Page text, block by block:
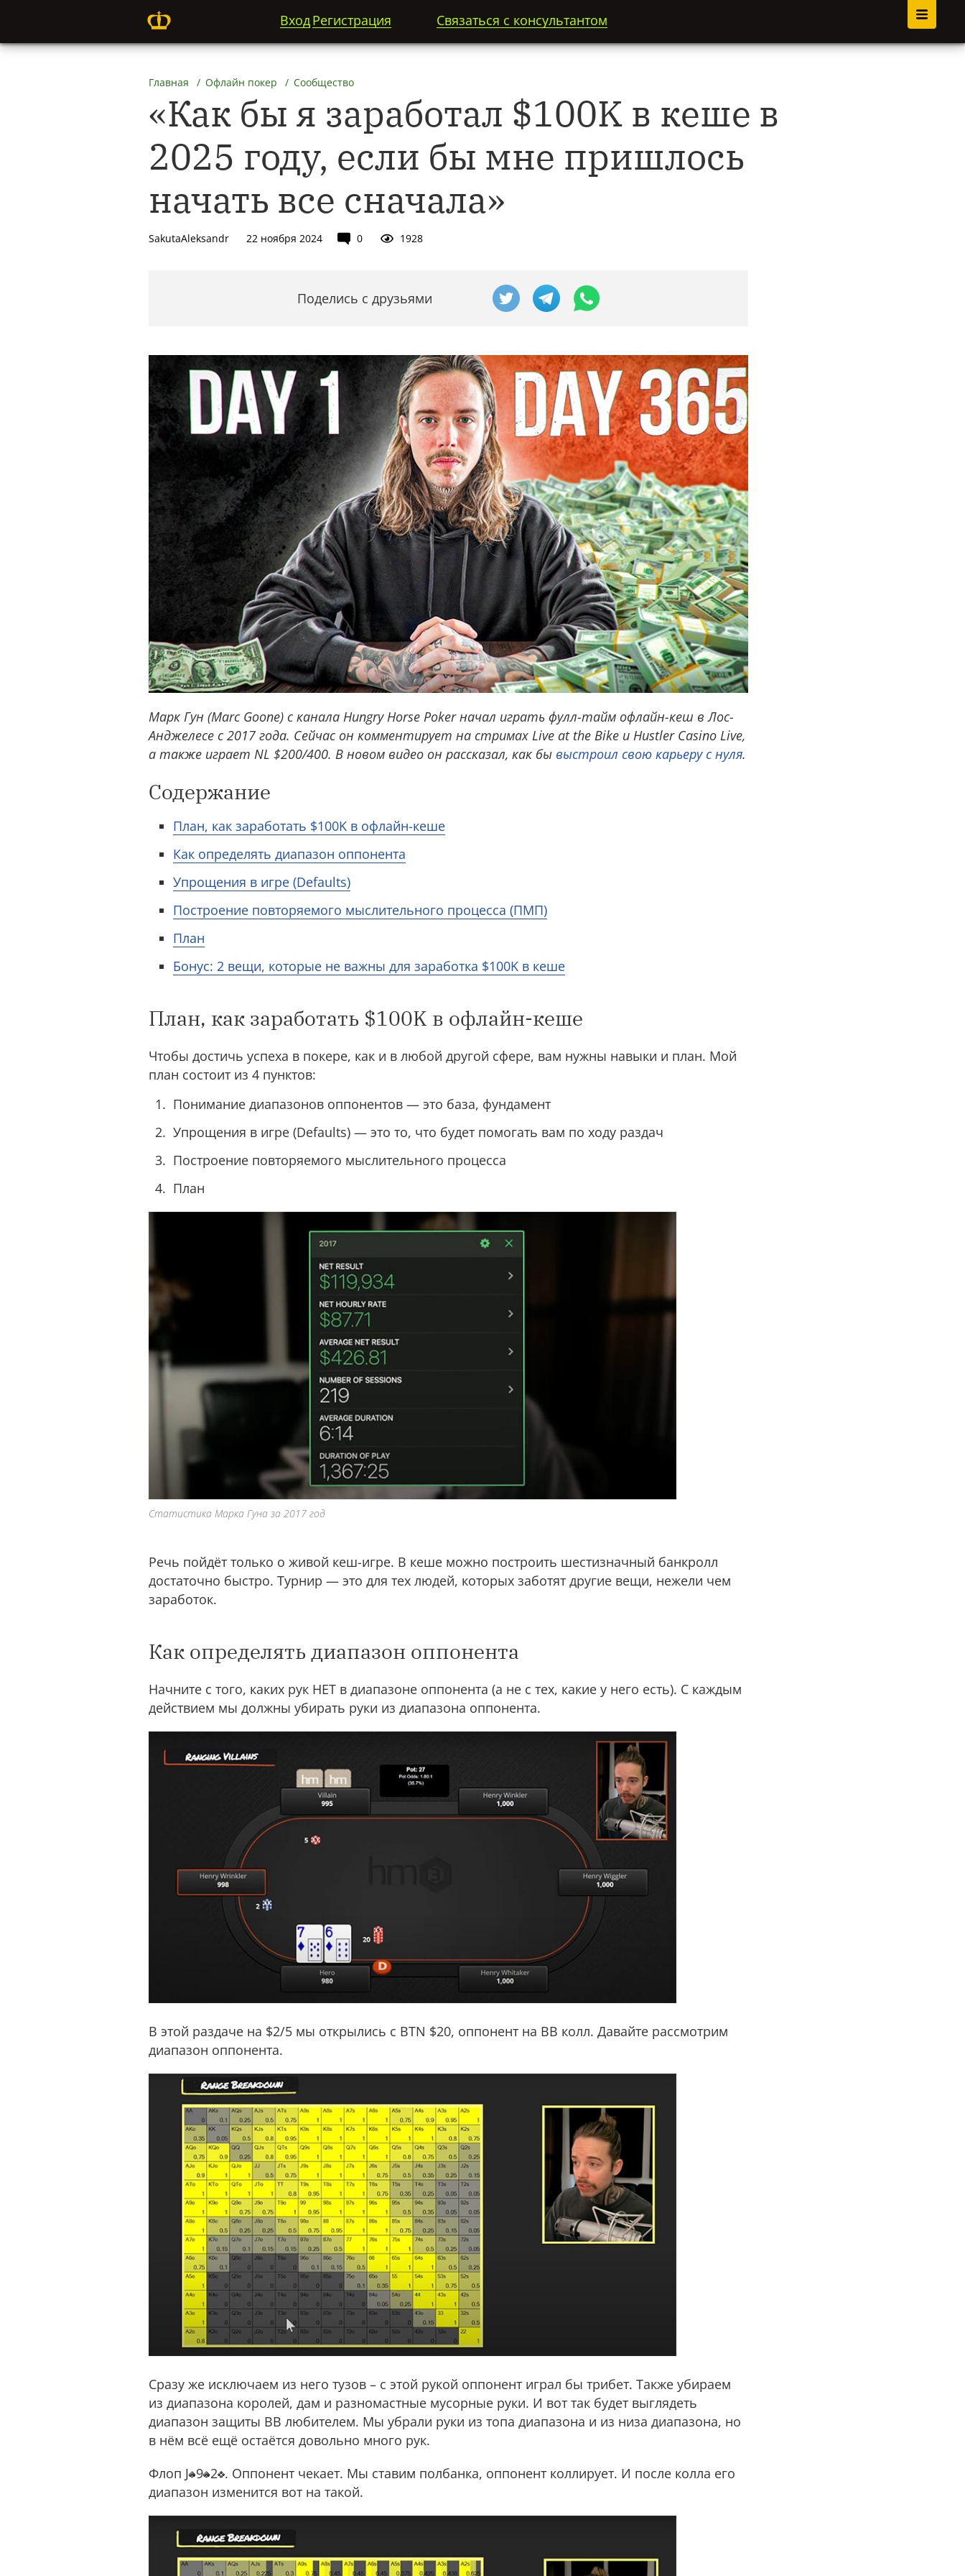
ВходРегистрация Связаться с консультантом
Главная Офлайн покер Сообщество
«Как бы я заработал $100K в кеше в
2025 году, если бы мне пришлось
начать все сначала»
SakutaAleksandr 22 ноября 2024 0 1928
Поделись с друзьями
Марк Гун (Marc Goone) с канала Hungry Horse Poker начал играть фулл-тайм офлайн-кеш в Лос-
Анджелесе с 2017 года. Сейчас он комментирует на стримах Live at the Bike и Hustler Casino Live,
а также играет NL $200/400. В новом видео он рассказал, как бы выстроил свою карьеру с нуля.
Содержание
План, как заработать $100K в офлайн-кеше
Как определять диапазон оппонента
Упрощения в игре (Defaults)
Построение повторяемого мыслительного процесса (ПМП)
План
Бонус: 2 вещи, которые не важны для заработка $100K в кеше
План, как заработать $100K в офлайн-кеше
Чтобы достичь успеха в покере, как и в любой другой сфере, вам нужны навыки и план. Мой
план состоит из 4 пунктов:
Понимание диапазонов оппонентов — это база, фундамент
Упрощения в игре (Defaults) — это то, что будет помогать вам по ходу раздач
Построение повторяемого мыслительного процесса
План
Статистика Марка Гуна за 2017 год
Речь пойдёт только о живой кеш-игре. В кеше можно построить шестизначный банкролл
достаточно быстро. Турнир — это для тех людей, которых заботят другие вещи, нежели чем
заработок.
Как определять диапазон оппонента
Начните с того, каких рук НЕТ в диапазоне оппонента (а не с тех, какие у него есть). С каждым
действием мы должны убирать руки из диапазона оппонента.
В этой раздаче на $2/5 мы открылись с BTN $20, оппонент на BB колл. Давайте рассмотрим
диапазон оппонента.
Сразу же исключаем из него тузов – с этой рукой оппонент играл бы трибет. Также убираем
из диапазона королей, дам и разномастные мусорные руки. И вот так будет выглядеть
диапазон защиты BB любителем. Мы убрали руки из топа диапазона и из низа диапазона, но
в нём всё ещё остаётся довольно много рук.
Флоп J 9 2 . Оппонент чекает. Мы ставим полбанка, оппонент коллирует. И после колла его
диапазон изменится вот на такой.